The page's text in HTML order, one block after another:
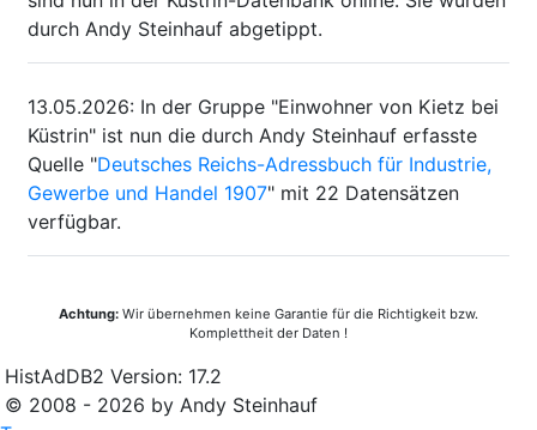
durch Andy Steinhauf abgetippt.
13.05.2026: In der Gruppe "Einwohner von Kietz bei
Küstrin" ist nun die durch Andy Steinhauf erfasste
Quelle "Deutsches Reichs-Adressbuch für Industrie,
Gewerbe und Handel 1907" mit 22 Datensätzen
verfügbar.
Achtung: Wir übernehmen keine Garantie für die Richtigkeit bzw.
Komplettheit der Daten !
HistAdDB2 Version: 17.2
© 2008 - 2026 by Andy Steinhauf